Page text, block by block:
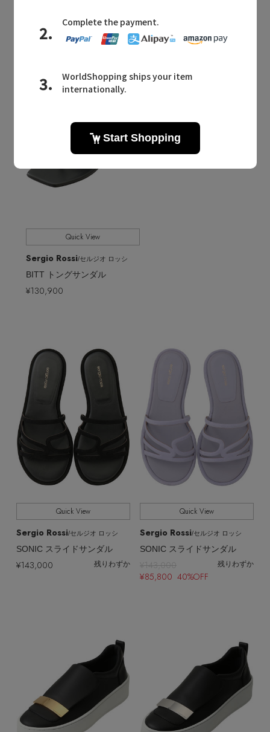
¥97,790 30%OFF
Quick View
Sergio Rossi/セルジオ ロッシ
BITT トングサンダル
¥130,900
Quick View
Sergio Rossi/セルジオ ロッシ
SONIC スライドサンダル
¥143,000 残りわずか
Quick View
Sergio Rossi/セルジオ ロッシ
SONIC スライドサンダル
¥143,000 残りわずか
¥85,800 40%OFF